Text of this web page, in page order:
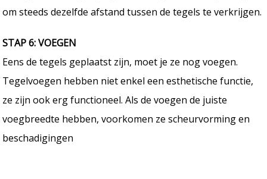
om steeds dezelfde afstand tussen de tegels te verkrijgen.
STAP 6: VOEGEN
Eens de tegels geplaatst zijn, moet je ze nog voegen.
Tegelvoegen hebben niet enkel een esthetische functie,
ze zijn ook erg functioneel. Als de voegen de juiste
voegbreedte hebben, voorkomen ze scheurvorming en
beschadigingen